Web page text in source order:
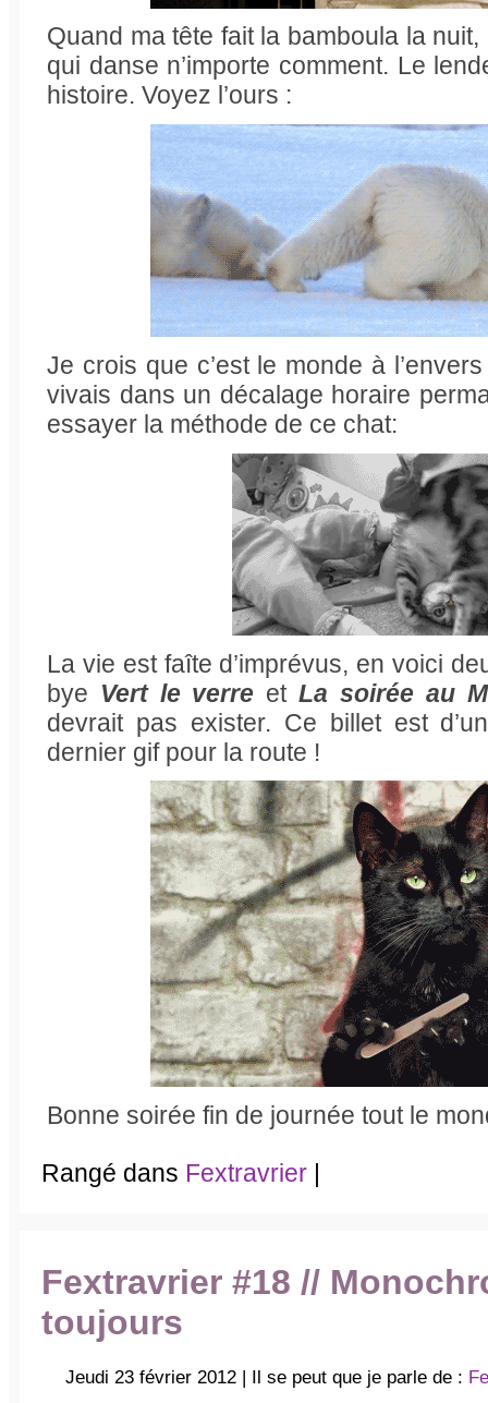
Quand ma tête fait la bamboula la
qui danse n’importe comment. Le
histoire. Voyez l’ours :
Je crois que c’est le monde à
vivais dans un décalage horaire
essayer la méthode de ce chat:
La vie est faîte d’imprévus, en voici
bye Vert le verre etLa soirée au
devrait pas exister. Ce billet est
dernier gif pour la route !
Bonne soirée fin de journée tout le
Rangé dans Fextravrier |
Fextravrier #18 //
toujours
Jeudi 23 février 2012 | Il se peut que je parle de :